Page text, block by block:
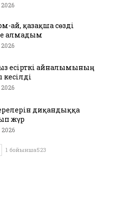
ай, қазақша сөзді
алмадым
есірткі айналымының
диқандыққа
жүр
1 бойынша523